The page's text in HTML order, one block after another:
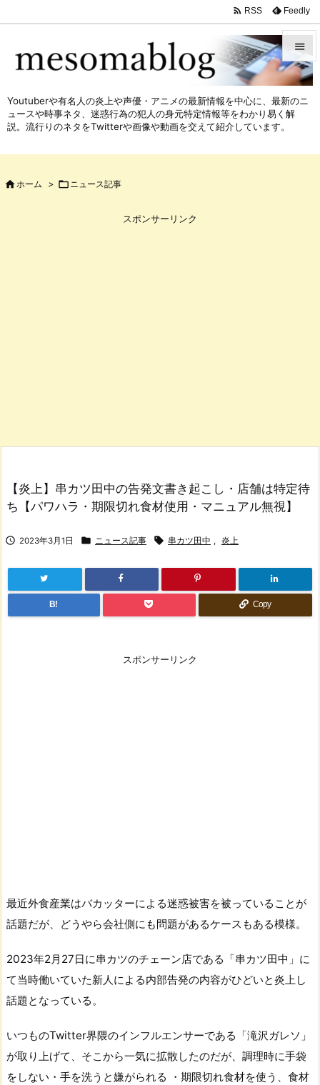



 RSS Feedly
Youtuberや有名人の炎上や声優・アニメの最新情報を中心に、最新のニ
ュースや時事ネタ、迷惑行為の犯人の身元特定情報等をわかり易く解
説。流行りのネタをTwitterや画像や動画を交えて紹介しています。
 ホーム >  ニュース記事
スポンサーリンク
【炎上】串カツ田中の告発文書き起こし・店舗は特定待
ち【パワハラ・期限切れ食材使用・マニュアル無視】
 2023年3月1日  ニュース記事  串カツ田中 , 炎上
B! Copy
スポンサーリンク
最近外食産業はバカッターによる迷惑被害を被っていることが
話題だが、どうやら会社側にも問題があるケースもある模様。
2023年2月27日に串カツのチェーン店である「串カツ田中」に
て当時働いていた新人による内部告発の内容がひどいと炎上し
話題となっている。
いつものTwitter界隈のインフルエンサーである「滝沢ガレソ」
が取り上げて、そこから一気に拡散したのだが、調理時に手袋
をしない・手を洗うと嫌がられる ・期限切れ食材を使う、食材